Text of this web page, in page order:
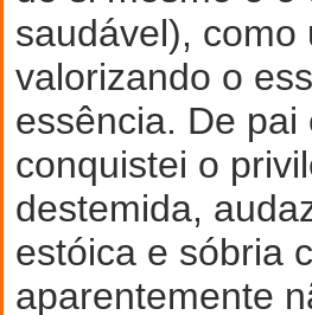
saudável), como
valorizando o
essência. De
conquistei o
destemida,
estóica e sóbria
aparentemente